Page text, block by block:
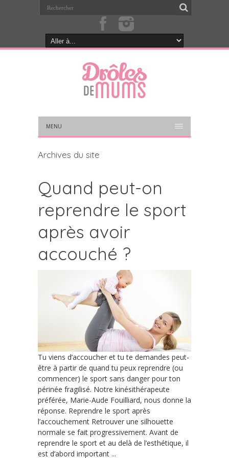
MENU
Archives du site
Quand peut-on
reprendre le sport
après avoir
accouché ?
Tu viens d’accoucher et tu te demandes peut-
être à partir de quand tu peux reprendre (ou
commencer) le sport sans danger pour ton
périnée fragilisé. Notre kinésithérapeute
préférée, Marie-Aude Fouilliard, nous donne la
réponse. Reprendre le sport après
l’accouchement Retrouver une silhouette
normale se fait progressivement. Avant de
reprendre le sport et au delà de l’esthétique, il
est d’abord important ...